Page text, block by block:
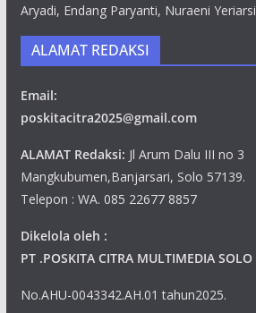
Aryadi, Endang Paryanti, Nuraeni Yeriarsi
ALAMAT REDAKSI
Email:
poskitacitra2025@gmail.com
ALAMAT Redaksi: Jl Arum Dalu III no 3
Mangkubumen,Banjarsari, Solo 57139.
Telepon : WA. 085 22677 8857
Dikelola oleh :
PT .POSKITA CITRA MULTIMEDIA SOLO
No.AHU-0043342.AH.01 tahun2025.